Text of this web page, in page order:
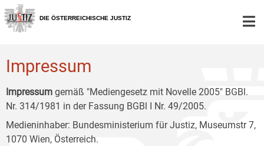
Zur
Hauptnavigation
[1]
Zum
Inhalt
[2]
Zum
Untermenü
[3]
DIE ÖSTERREICHISCHE JUSTIZ
Impressum
Impressum gemäß "Mediengesetz mit Novelle 2005" BGBl.
Nr. 314/1981 in der Fassung BGBl I Nr. 49/2005.
Medieninhaber: Bundesministerium für Justiz, Museumstr 7,
1070 Wien, Österreich.